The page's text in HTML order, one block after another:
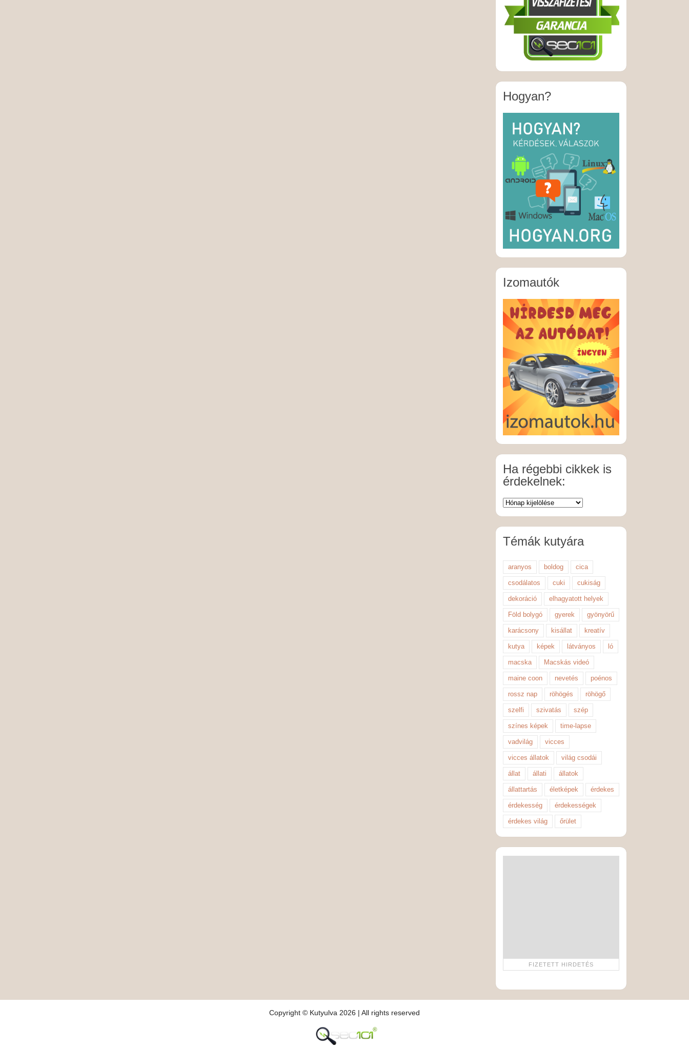
Hogyan?
Izomautók
Ha régebbi cikkek is
érdekelnek:
Témák kutyára
aranyos boldog cica
csodálatos cuki cukiság
dekoráció elhagyatott helyek
Föld bolygó gyerek gyönyörű
karácsony kisállat kreatív
kutya képek látványos ló
macska Macskás videó
maine coon nevetés poénos
rossz nap röhögés röhögő
szelfi szivatás szép
színes képek time-lapse
vadvilág vicces
vicces állatok világ csodái
állat állati állatok
állattartás életképek érdekes
érdekesség érdekességek
érdekes világ őrület
Copyright © Kutyulva 2026 | All rights reserved